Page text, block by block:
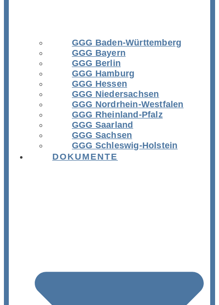
GGG Baden-Württemberg
GGG Bayern
GGG Berlin
GGG Hamburg
GGG Hessen
GGG Niedersachsen
GGG Nordrhein-Westfalen
GGG Rheinland-Pfalz
GGG Saarland
GGG Sachsen
GGG Schleswig-Holstein
DOKUMENTE